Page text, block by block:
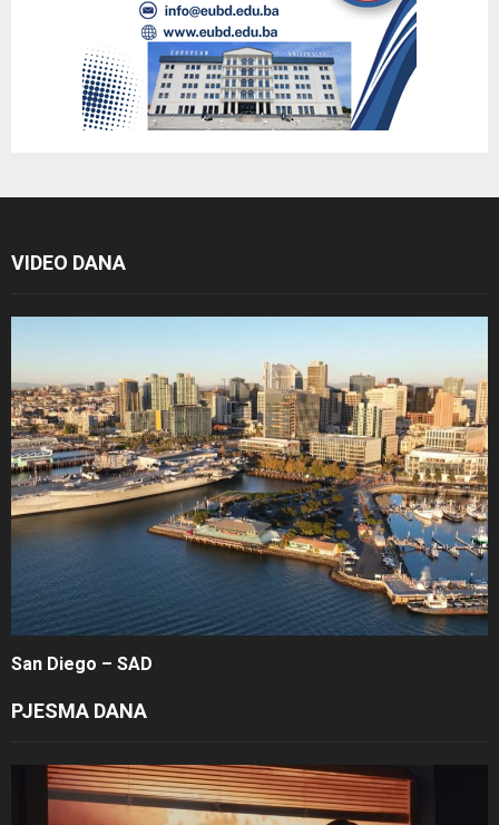
VIDEO DANA
San Diego – SAD
PJESMA DANA